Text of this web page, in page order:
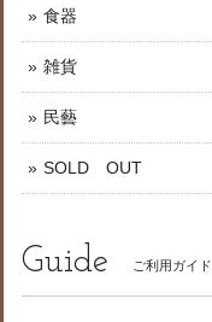
食器
雑貨
民藝
SOLD OUT
Guide ご利用ガイド